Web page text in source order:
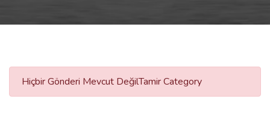
Hiçbir Gönderi Mevcut DeğilTamir Category